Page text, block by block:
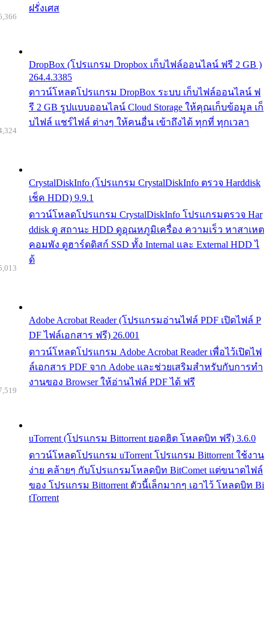
ฝรั่งเศส
DropBox (โปรแกรม Dropbox เก็บไฟล์ออนไลน์ ฟรี 2 GB )
264.4.3385
ดาวน์โหลดโปรแกรม DropBox ระบบ เก็บไฟล์ออนไลน์ ฟ
รี 2 GB รูปแบบออนไลน์ Cloud Storage ให้คุณเก็บข้อมูล เก็
บไฟล์ แชร์ไฟล์ ต่างๆ ให้คนอื่น เข้าถึงได้ ทุกที่ ทุกเวลา
CrystalDiskInfo (โปรแกรม CrystalDiskInfo ตรวจ Harddisk
เช็ค HDD) 9.9.1
ดาวน์โหลดโปรแกรม CrystalDiskInfo โปรแกรมตรวจ Har
ddisk ดู สถานะ HDD ดูอุณหภูมิเครื่อง ความเร็ว หาสาเหต
คอมพัง ดูฮาร์ดดิสก์ SSD ทั้ง Internal และ External HDD ไ
ด้
Adobe Acrobat Reader (โปรแกรมอ่านไฟล์ PDF เปิดไฟล์ P
DF ไฟล์เอกสาร ฟรี) 26.001
ดาวน์โหลดโปรแกรม Adobe Acrobat Reader เพื่อไว้เปิดไฟ
ล์เอกสาร PDF จาก Adobe และช่วยเสริมสำหรับกับการทำ
งานของ Browser ให้อ่านไฟล์ PDF ได้ ฟรี
uTorrent (โปรแกรม Bittorrent ยอดฮิต โหลดบิท ฟรี) 3.6.0
ดาวน์โหลดโปรแกรม uTorrent โปรแกรม Bittorrent ใช้งาน
ง่าย คล้ายๆ กับโปรแกรมโหลดบิท BitComet แต่ขนาดไฟล์
ของ โปรแกรม Bittorrent ตัวนี้เล็กมากๆ เอาไว้ โหลดบิท Bi
tTorrent